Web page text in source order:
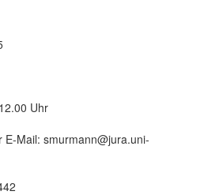
Uhr
Mail: smurmann@jura.uni-